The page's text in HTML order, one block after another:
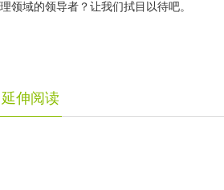
理领域的领导者？让我们拭目以待吧。
延伸阅读